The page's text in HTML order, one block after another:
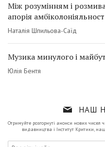
Між розумінням і
апорія
Наталія Шпильова-Саїд
Музика минулого і
Юлія Бентя
«ігри» Олімпійського
Микола Рябчук
НАШ
Отримуйте розгорнутi анонси нових
видавництва i Iнститут Критики,